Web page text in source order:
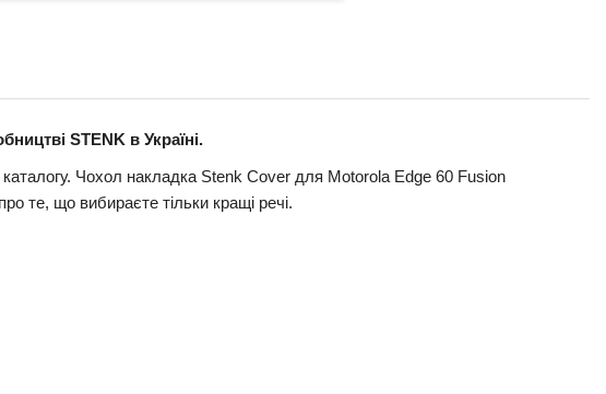
STENK в Україні.
Чохол накладка Stenk Cover для Motorola Edge 60 Fusion
те, що вибираєте тільки кращі речі.